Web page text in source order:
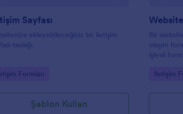
Sayfası
ekleyebileceğiniz bir iletişim
taslağı.
to Category:
Formları
Şablon Kullan
Bir
ulaşım
işlevli
isteyen
Go to
İletişim